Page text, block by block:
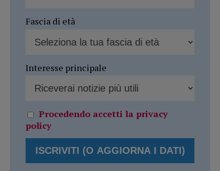
Fascia di età
Interesse principale
Procedendo accetti la privacy
policy